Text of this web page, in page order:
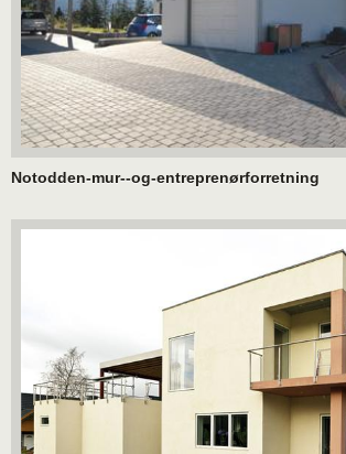
Notodden-mur--og-entreprenørforretning